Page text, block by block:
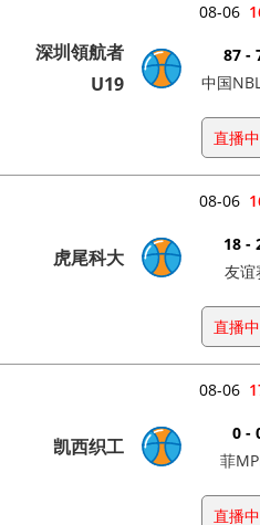
08-06
深圳領航者
U19
87 -
中国
直播中
08-06
虎尾科大
18 -
友谊
直播中
08-06
凯西织工
0 -
菲
直播中